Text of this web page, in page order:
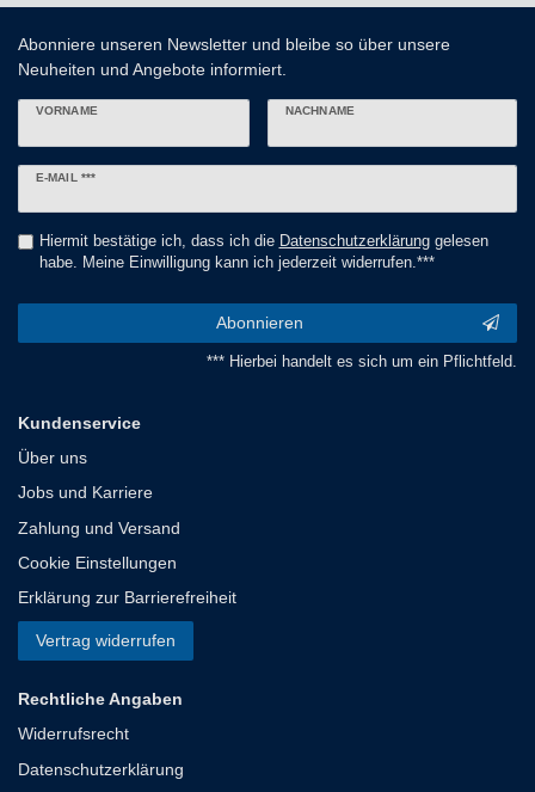
Abonniere unseren Newsletter und bleibe so über unsere
Neuheiten und Angebote informiert.
VORNAME NACHNAME
E-MAIL ***
Newsletter
Hiermit bestätige ich, dass ich die Daten­schutz­erklärunggelesen
habe. Meine Einwilligung kann ich jederzeit widerrufen.***
Abonnieren
*** Hierbei handelt es sich um ein Pflichtfeld.
Kundenservice
Über uns
Jobs und Karriere
Zahlung und Versand
Cookie Einstellungen
Erklärung zur Barrierefreiheit
Vertrag widerrufen
Rechtliche Angaben
Widerrufsrecht
Datenschutzerklärung